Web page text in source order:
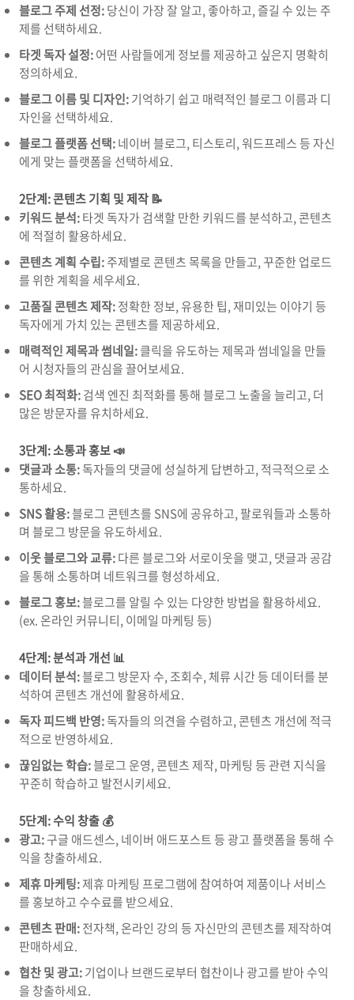
블로그 주제 선정:당신이 가장 잘 알고, 좋아하고, 즐길 수 있는 주
제를 선택하세요.
타겟 독자 설정:어떤 사람들에게 정보를 제공하고 싶은지 명확히
정의하세요.
블로그 이름 및 디자인:기억하기 쉽고 매력적인 블로그 이름과 디
자인을 선택하세요.
블로그 플랫폼 선택:네이버 블로그, 티스토리,워드프레스 등 자신
에게 맞는 플랫폼을 선택하세요.
2단계: 콘텐츠 기획 및 제작 📝
키워드 분석:타겟 독자가 검색할 만한 키워드를 분석하고,콘텐츠
에 적절히 활용하세요.
콘텐츠 계획 수립:주제별로 콘텐츠 목록을 만들고, 꾸준한 업로드
를 위한 계획을 세우세요.
고품질 콘텐츠 제작:정확한 정보, 유용한 팁, 재미있는 이야기 등
독자에게 가치 있는 콘텐츠를 제공하세요.
매력적인 제목과 썸네일:클릭을 유도하는 제목과 썸네일을 만들
어 시청자들의 관심을 끌어보세요.
SEO 최적화:검색 엔진 최적화를 통해 블로그 노출을 늘리고, 더
많은 방문자를 유치하세요.
3단계: 소통과 홍보 📣
댓글과 소통:독자들의 댓글에 성실하게 답변하고, 적극적으로 소
통하세요.
SNS 활용:블로그 콘텐츠를 SNS에 공유하고, 팔로워들과 소통하
며 블로그 방문을 유도하세요.
이웃 블로그와 교류:다른 블로그와 서로이웃을 맺고, 댓글과 공감
을 통해 소통하며 네트워크를 형성하세요.
블로그 홍보:블로그를 알릴 수 있는 다양한 방법을 활용하세요.
(ex.온라인 커뮤니티, 이메일 마케팅 등)
4단계: 분석과 개선 📊
데이터 분석:블로그 방문자 수,조회수, 체류 시간 등 데이터를 분
석하여 콘텐츠 개선에 활용하세요.
독자 피드백 반영:독자들의 의견을 수렴하고,콘텐츠 개선에 적극
적으로 반영하세요.
끊임없는 학습:블로그 운영,콘텐츠 제작, 마케팅 등 관련 지식을
꾸준히 학습하고 발전시키세요.
5단계: 수익 창출 💰
광고:구글 애드센스, 네이버 애드포스트 등 광고 플랫폼을 통해 수
익을 창출하세요.
제휴 마케팅:제휴 마케팅 프로그램에 참여하여 제품이나 서비스
를 홍보하고 수수료를 받으세요.
콘텐츠 판매:전자책,온라인 강의 등 자신만의 콘텐츠를 제작하여
판매하세요.
협찬 및 광고:기업이나 브랜드로부터 협찬이나 광고를 받아 수익
을 창출하세요.